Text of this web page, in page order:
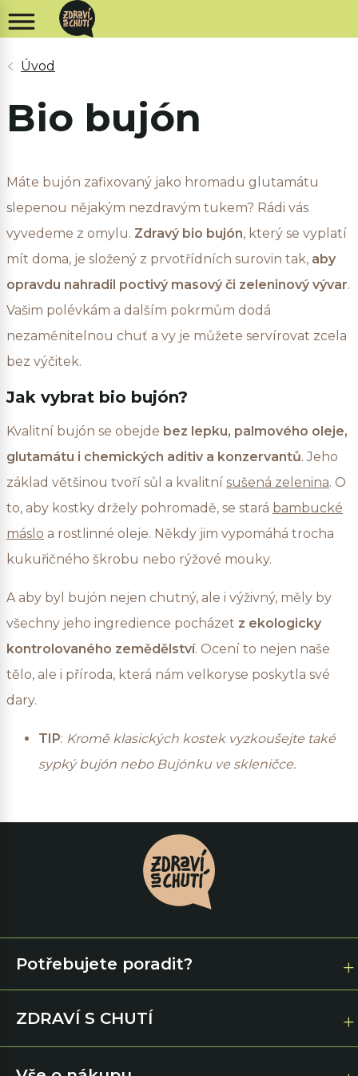
Bio bujón
Máte bujón zafixovaný jako hromadu glutamátu
slepenou nějakým nezdravým tukem? Rádi vás
vyvedeme z omylu. Zdravý bio bujón, který se vyplatí
mít doma, je složený z prvotřídních surovin tak, aby
opravdu nahradil poctivý masový či zeleninový vývar.
Vašim polévkám a dalším pokrmům dodá
nezaměnitelnou chuť a vy je můžete servírovat zcela
bez výčitek.
Jak vybrat bio bujón?
Kvalitní bujón se obejde bez lepku, palmového oleje,
glutamátu i chemických aditiv a konzervantů. Jeho
základ většinou tvoří sůl a kvalitní sušená zelenina. O
to, aby kostky držely pohromadě, se stará bambucké
máslo a rostlinné oleje. Někdy jim vypomáhá trocha
kukuřičného škrobu nebo rýžové mouky.
A aby byl bujón nejen chutný, ale i výživný, měly by
všechny jeho ingredience pocházet z ekologicky
kontrolovaného zemědělství. Ocení to nejen naše
tělo, ale i příroda, která nám velkoryse poskytla své
dary.
TIP: Kromě klasických kostek vyzkoušejte také
sypký bujón nebo Bujónku ve skleničce.
Potřebujete poradit?
ZDRAVÍ S CHUTÍ